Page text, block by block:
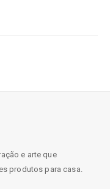
e arte que
produtos para casa.